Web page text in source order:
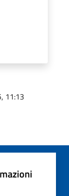
11:13